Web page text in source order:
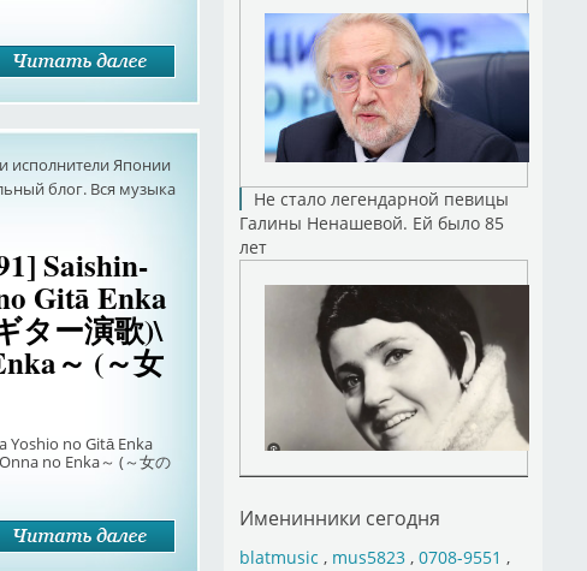
исполнители Японии
блог. Вся музыка
Saishin-
Gitā Enka
ター演歌)\
～ (～女
Yoshio no Gitā Enka
no Enka～ (～女の
Не стало легендарной певицы
Галины Ненашевой. Ей было 85
лет
Именинники сегодня
blatmusic , mus5823, 0708-9551 ,